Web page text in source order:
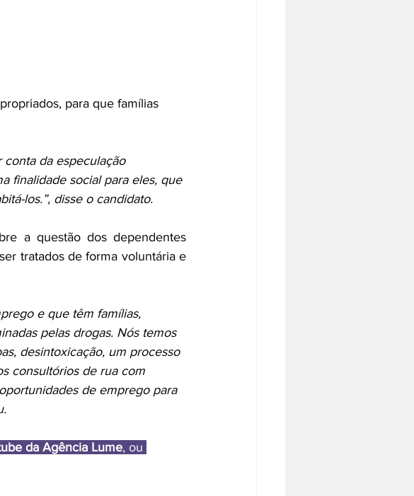
para que famílias
conta da especulação
finalidade social para eles, que
los.”, disse o candidato.
a questão dos dependentes
tratados de forma voluntária e
e que têm famílias,
pelas drogas. Nós temos
desintoxicação, um processo
consultórios de rua com
de emprego para
da Agência Lume, ou